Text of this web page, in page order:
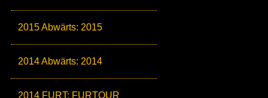
2015 Abwärts: 2015
2014 Abwärts: 2014
2014 FURT: FURTOUR